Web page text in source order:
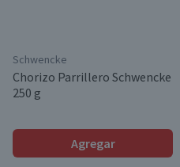
Schwencke
Chorizo Parrillero Schwencke
250 g
Agregar